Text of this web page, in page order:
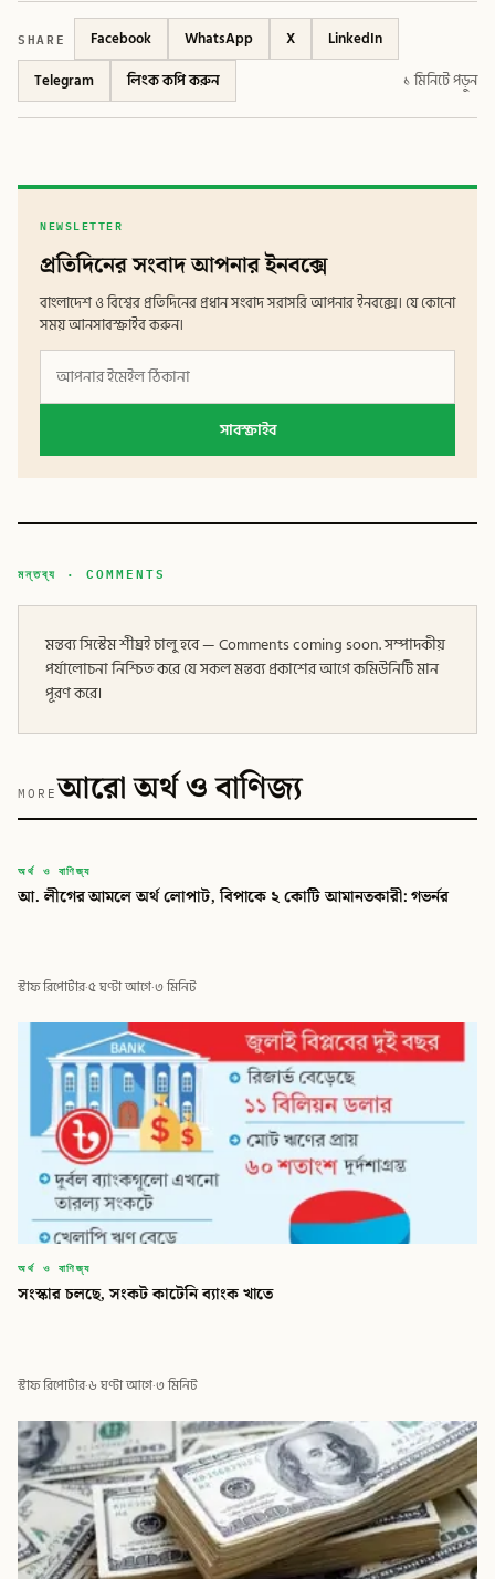
SHARE Facebook WhatsApp X
LinkedIn
Telegram
লিংক কপি করুন ১ মিনিটে পড়ুন
NEWSLETTER
প্রতিদিনের সংবাদ আপনার ইনবক্সে
বাংলাদেশ ও বিশ্বের প্রতিদিনের প্রধান সংবাদ সরাসরি আপনার ইনবক্সে। যে কোনো
সময় আনসাবস্ক্রাইব করুন।
সাবস্ক্রাইব
মন্তব্য · COMMENTS
মন্তব্য সিস্টেম শীঘ্রই চালু হবে — Comments coming soon. সম্পাদকীয়
পর্যালোচনা নিশ্চিত করে যে সকল মন্তব্য প্রকাশের আগে কমিউনিটি মান
পূরণ করে।
MOREআরো অর্থ ও বাণিজ্য
বিডি
বিডি গ্লোবাল টাইমস
অর্থ ও বাণিজ্য
আ. লীগের আমলে অর্থ লোপাট, বিপাকে ২ কোটি আমানতকারী: গভর্নর
স্টাফ রিপোর্টার·৫ ঘণ্টা আগে·৩ মিনিট
অর্থ ও বাণিজ্য
সংস্কার চলছে, সংকট কাটেনি ব্যাংক খাতে
স্টাফ রিপোর্টার·৬ ঘণ্টা আগে·৩ মিনিট